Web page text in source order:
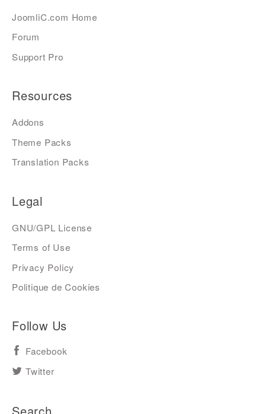
JoomliC.com Home
Forum
Support Pro
Resources
Addons
Theme Packs
Translation Packs
Legal
GNU/GPL License
Terms of Use
Privacy Policy
Politique de Cookies
Follow Us
Facebook
Twitter